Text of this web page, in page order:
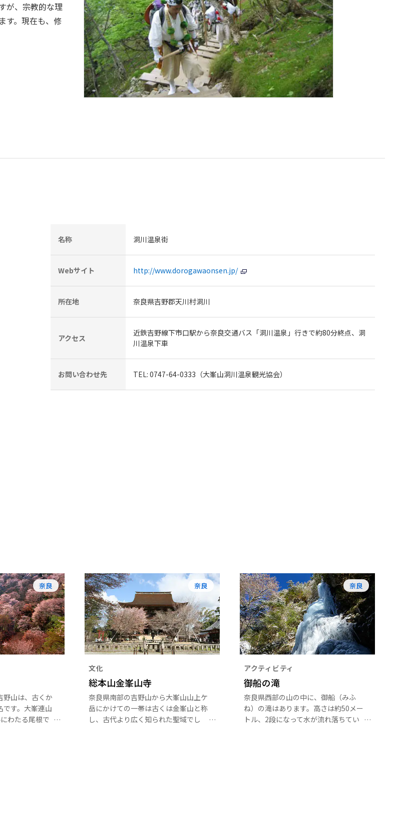
が、宗教的な理
す。現在も、修
名称 洞川温泉街
Webサイト http://www.dorogawaonsen.jp/
所在地 奈良県吉野郡天川村洞川
アクセス
近鉄吉野線下市口駅から奈良交通バス「洞川温泉」行きで約80分終点、洞
川温泉下車
お問い合わせ先 TEL: 0747-64-0333（大峯山洞川温泉観光協会）
奈良
野山は、古くか
です。大峯連山
わたる尾根で
奈良
文化
総本山金峯山寺
奈良県南部の吉野山から大峯山山上ケ
岳にかけての一帯は古くは金峯山と称
し、古代より広く知られた聖域でし
奈良
アクティビティ
御船の滝
奈良県西部の山の中に、御船（みふ
ね）の滝はあります。高さは約50メー
トル、2段になって水が流れ落ちてい